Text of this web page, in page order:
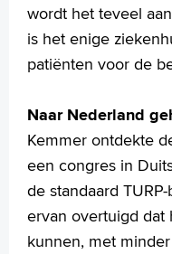
wordt het teveel
is het enige
patiënten voor de
Naar Nederland
Kemmer ontdekte
een congres in
de standaard
ervan overtuigd dat
kunnen, met minder